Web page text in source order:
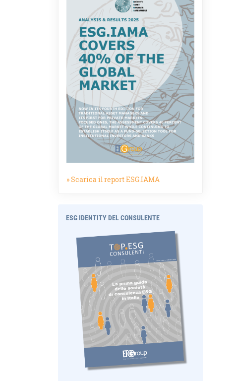
» Scarica il report ESG.IAMA
ESG IDENTITY DEL CONSULENTE